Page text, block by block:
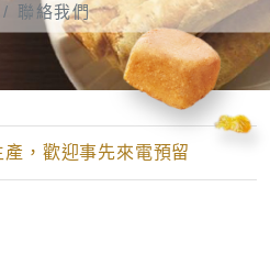
聯絡我們
產，歡迎事先來電預留